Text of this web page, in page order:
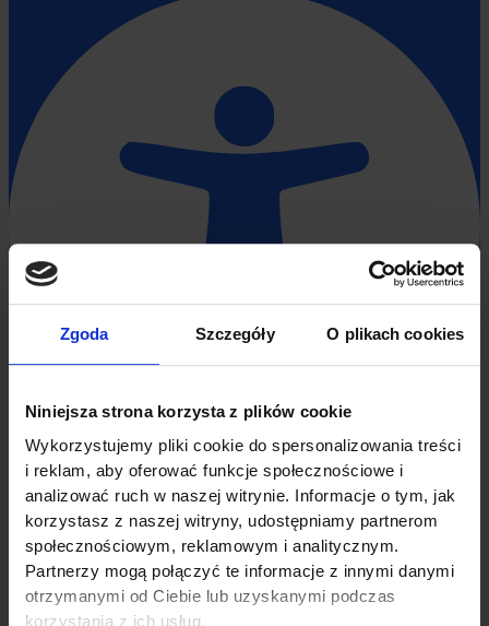
Zgoda Szczegóły O plikach cookies
Niniejsza strona korzysta z plików cookie
Wykorzystujemy pliki cookie do spersonalizowania treści
i reklam, aby oferować funkcje społecznościowe i
analizować ruch w naszej witrynie. Informacje o tym, jak
korzystasz z naszej witryny, udostępniamy partnerom
społecznościowym, reklamowym i analitycznym.
Partnerzy mogą połączyć te informacje z innymi danymi
otrzymanymi od Ciebie lub uzyskanymi podczas
korzystania z ich usług.
Dostosowania Dostępności
Napędzane przezOneTap
UKRYJ PASEK NARZĘDZI
Moduły Treści
Rozmiar Czcionki